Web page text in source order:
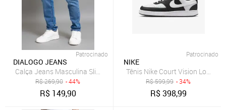
Patrocinado
DIALOGO JEANS
Calça Jeans Masculina Slim Fit com Elastano Dialogo
R$269,90 - 44%
R$ 149,90
Patrocinado
NIKE
Tênis Nike Court Vision Low
R$599,99 - 34%
R$398,99